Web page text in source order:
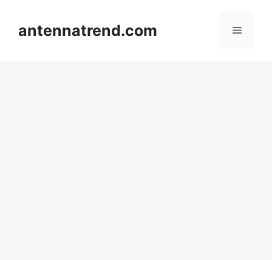
antennatrend.com 메